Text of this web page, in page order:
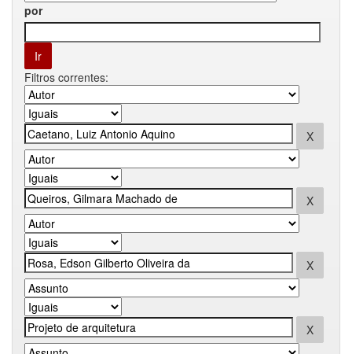
por
Filtros correntes: